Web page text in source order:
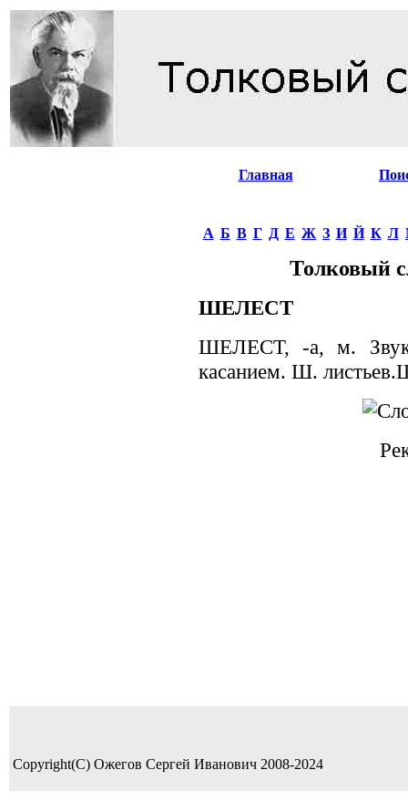
Главная
А Б В Г Д Е Ж З И Й К Л
Толковый
ШЕЛЕСТ
ШЕЛЕСТ, -а, м. Звук,
касанием. Ш.
Copyright(C) Ожегов Сергей Иванович 2008-2024